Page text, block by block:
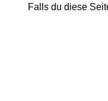
Falls du diese